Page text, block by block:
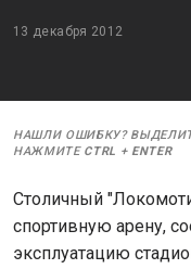
13 декабря 2012
НАШЛИ ОШИБКУ?
НАЖМИТЕ CTRL + ENTER
Столичный
спортивную арену,
эксплуатацию